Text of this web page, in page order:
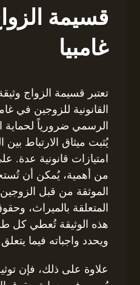
قسيمة
غامبيا
تعتبر قسيمة الزواج
القانونية للزوجين في
الرسمي ضرورياً لحماية
يُثبت ميثاق الارتباط بين
امتيازات قانونية عدة.
من أهمية، يُمكن أن
الموثقة من قبل الزوجين
المتعلقة بالميراث،
هذه الوثيقة تُعطي كل
ويحدد واجباته فيما
علاوة على ذلك، فإن